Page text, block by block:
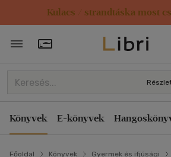
Kulacs / strandtáska most
Törzsvásárlói Kártya adatai
Könyvek E-könyvek
Főoldal Könyvek
Gyermek és ifjúsági